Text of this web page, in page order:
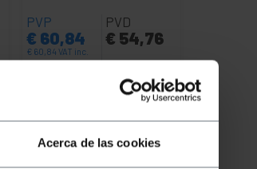
Acerca de las cookies
PVP
€ 60,84
€ 60,84 VAT inc.
PVD
€ 54,76
REF: GC070